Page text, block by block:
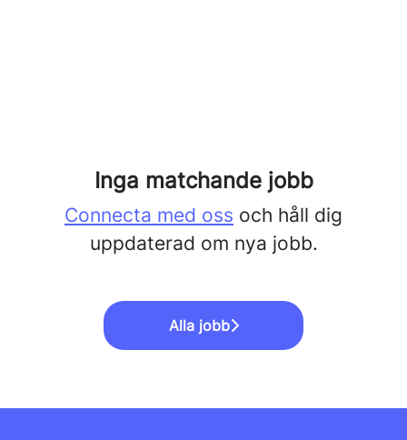
Inga matchande jobb
Connecta med oss och håll dig
uppdaterad om nya jobb.
Alla jobb